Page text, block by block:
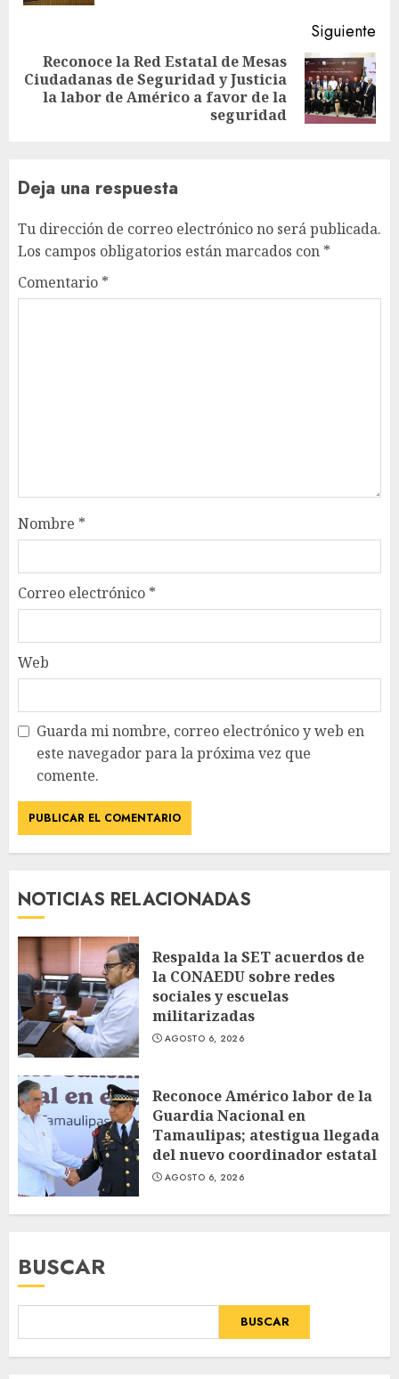
Siguiente
Siguiente
entrada:
Reconoce la Red Estatal de Mesas
Ciudadanas de Seguridad y Justicia
la labor de Américo a favor de la
seguridad
Deja una respuesta
Tu dirección de correo electrónico no será publicada.
Los campos obligatorios están marcados con *
Comentario *
Nombre *
Correo electrónico *
Web
Guarda mi nombre, correo electrónico y web en
este navegador para la próxima vez que
comente.
NOTICIAS RELACIONADAS
Respalda la SET acuerdos de
la CONAEDU sobre redes
sociales y escuelas
militarizadas
AGOSTO 6, 2026
Reconoce Américo labor de la
Guardia Nacional en
Tamaulipas; atestigua llegada
del nuevo coordinador estatal
AGOSTO 6, 2026
BUSCAR
BUSCAR